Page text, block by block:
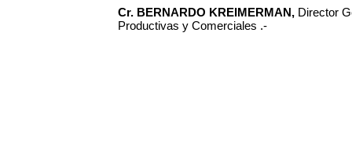
Cr. BERNARDO KREIMERMAN, Director
Productivas y Comerciales .-